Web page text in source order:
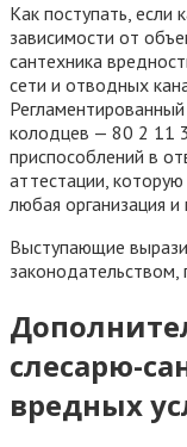
Как поступать, если
зависимости от
сантехника
сети и отводных
колодцев — 80 2 11
приспособлений в
аттестации,
любая организация
Выступающие
слесарю-
вредных